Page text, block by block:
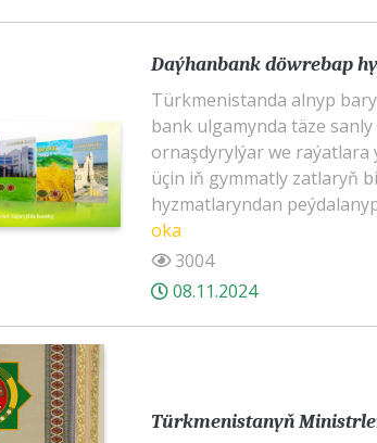
Daýhanbank döwrebap
Türkmenistanda alnyp
bank ulgamynda täze
ornaşdyrylýar we raýatlara
üçin iň gymmatly zatlaryň
hyzmatlaryndan
oka
3004
08.11.2024
Türkmenistanyň